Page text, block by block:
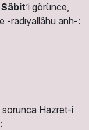
’i görünce,
-radıyallâhu anh-:
sorunca Hazret-i